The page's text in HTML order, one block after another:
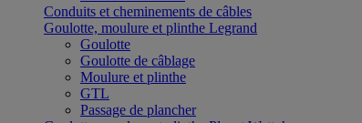
Conduits et cheminements de câbles
Goulotte, moulure et plinthe Legrand
Goulotte
Goulotte de câblage
Moulure et plinthe
GTL
Passage de plancher